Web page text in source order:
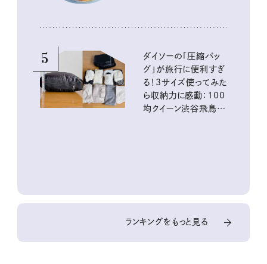
5
ダイソーの「圧縮バッ
グ」が旅行に便利すぎ
る！3サイズ使ってみた
ら収納力に感動：100
均クイーン渋谷飛鳥の
ランキングをもっと見る